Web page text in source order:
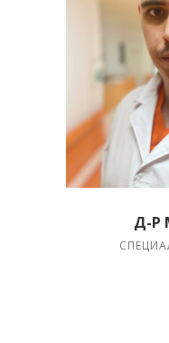
Д-Р